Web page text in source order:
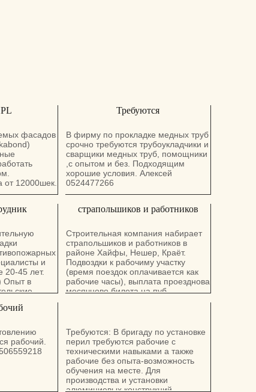
фасадов
от 12000шек.
Требуются
В фирму по прокладке медных труб
срочно требуются трубоукладчики и
сварщики медных труб, помощники
,с опытом и без. Подходящим
хорошие условия. Алексей
0524477266
и
20-45 лет.
Опыт в
в
с
зарплата
страпольшиков и работников
Строительная компания набирает
страпольшиков и работников в
районе Хайфы, Нешер, Краёт.
Подвоздки к рабочиму участку
(время поездок оплачивается как
рабочие часы), выплата проезднова
месячново билета на пуб.
по закону. Пять рабочих дней в
неделю, иногда работа в пятницу
(оплата как сверхурочные часы с
первой минуты). Если работа
отменяется по любой причине
(погода, военные действие и т.д.) -
автоматическая оплата в размере
рабочий.
Требуются: В бригаду по установке
перил требуются рабочие с
техническими навыками а также
рабочие без опыта-возможность
обучения на месте. Для
производства и установки
алюминиевых конструкций.